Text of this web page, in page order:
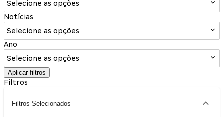
Selecione as opções
Notícias
Selecione as opções
Ano
Selecione as opções
Aplicar filtros
Filtros
Filtros Selecionados